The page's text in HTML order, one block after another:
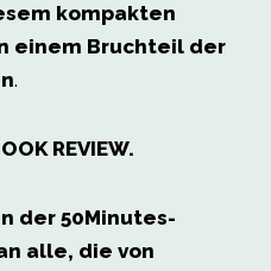
kompakten
einem Bruchteil der
.
REVIEW.
der 50Minutes-
alle, die von